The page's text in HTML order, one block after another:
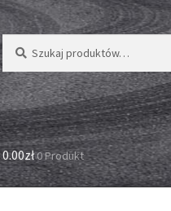
Szukaj:
Szukaj
0.00zł0 Produkt